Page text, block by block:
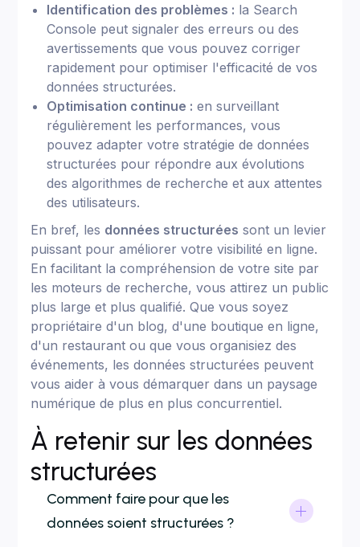
Identification des problèmes : la Search
Console peut signaler des erreurs ou des
avertissements que vous pouvez corriger
rapidement pour optimiser l'efficacité de vos
données structurées.
Optimisation continue : en surveillant
régulièrement les performances, vous
pouvez adapter votre stratégie de données
structurées pour répondre aux évolutions
des algorithmes de recherche et aux attentes
des utilisateurs.
En bref, les données structurées sont un levier
puissant pour améliorer votre visibilité en ligne.
En facilitant la compréhension de votre site par
les moteurs de recherche, vous attirez un public
plus large et plus qualifié. Que vous soyez
propriétaire d'un blog, d'une boutique en ligne,
d'un restaurant ou que vous organisiez des
événements, les données structurées peuvent
vous aider à vous démarquer dans un paysage
numérique de plus en plus concurrentiel.
À retenir sur les données
structurées
Comment faire pour que les
données soient structurées ?